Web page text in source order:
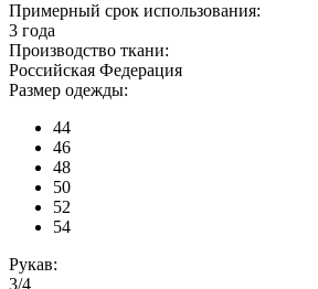
Примерный срок использования:
3 года
Производство ткани:
Российская Федерация
Размер одежды:
44
46
48
50
52
54
Рукав:
3/4